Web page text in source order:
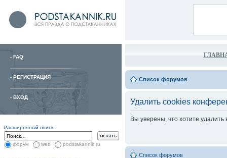
- FAQ
- РЕГИСТРАЦИЯ
- ВХОД
Расширенный поиск
форум web podstakannik.ru
Список форумов
Удалить cookies
Вы уверены, что хотите
Список форумов